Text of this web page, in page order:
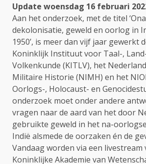
Update woensdag 16 februari
Aan het onderzoek, met de titel
dekolonisatie, geweld en oorlog in
1950’, is meer dan vijf jaar gewerkt
Koninklijk Instituut voor Taal-,
Volkenkunde (KITLV), het
Militaire Historie (NIMH) en het
Oorlogs-, Holocaust- en
onderzoek moet onder andere
vragen naar de aard van het door
gebruikte geweld in het na-
Indië alsmede de oorzaken én de
Vandaag worden via een livestream
Koninklijke Akademie van